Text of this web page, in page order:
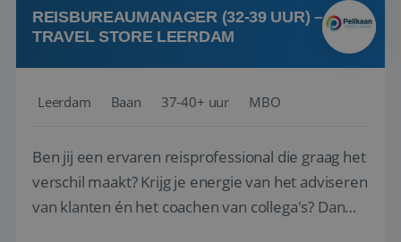
REISBUREAUMANAGER (32-39 UUR) –
TRAVEL STORE LEERDAM
Leerdam Baan 37-40+ uur MBO
Ben jij een ervaren reisprofessional die graag het
verschil maakt? Krijg je energie van het adviseren
van klanten én het coachen van collega's? Dan